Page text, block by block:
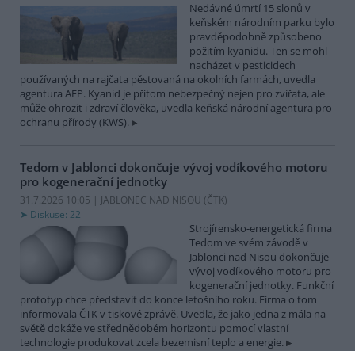
Nedávné úmrtí 15 slonů v
keňském národním parku bylo
pravděpodobně způsobeno
požitím kyanidu. Ten se mohl
nacházet v pesticidech
používaných na rajčata pěstovaná na okolních farmách, uvedla
agentura AFP. Kyanid je přitom nebezpečný nejen pro zvířata, ale
může ohrozit i zdraví člověka, uvedla keňská národní agentura pro
ochranu přírody (KWS).
Tedom v Jablonci dokončuje vývoj vodíkového motoru
pro kogenerační jednotky
31.7.2026 10:05 | JABLONEC NAD NISOU (ČTK)
Diskuse: 22
Strojírensko-energetická firma
Tedom ve svém závodě v
Jablonci nad Nisou dokončuje
vývoj vodíkového motoru pro
kogenerační jednotky. Funkční
prototyp chce představit do konce letošního roku. Firma o tom
informovala ČTK v tiskové zprávě. Uvedla, že jako jedna z mála na
světě dokáže ve střednědobém horizontu pomocí vlastní
technologie produkovat zcela bezemisní teplo a energie.